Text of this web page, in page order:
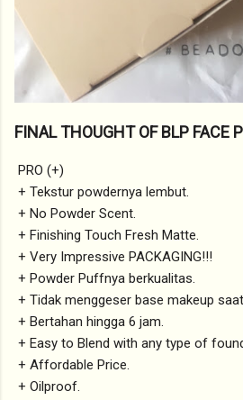
FINAL THOUGHT OF BLP FACE
PRO (+)
+ Tekstur powdernya lembut.
+ No Powder Scent.
+ Finishing Touch Fresh Matte.
+ Very Impressive PACKAGING!!!
+ Powder Puffnya berkualitas.
+ Tidak menggeser base makeup
+ Bertahan hingga 6 jam.
+ Easy to Blend with any type of
+ Affordable Price.
+ Oilproof.